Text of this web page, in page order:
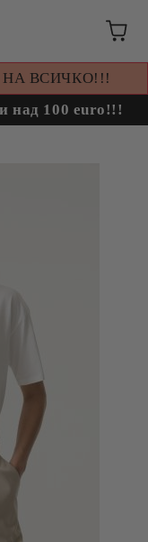
НА ВСИЧКО!!!
над 100 euro!!!